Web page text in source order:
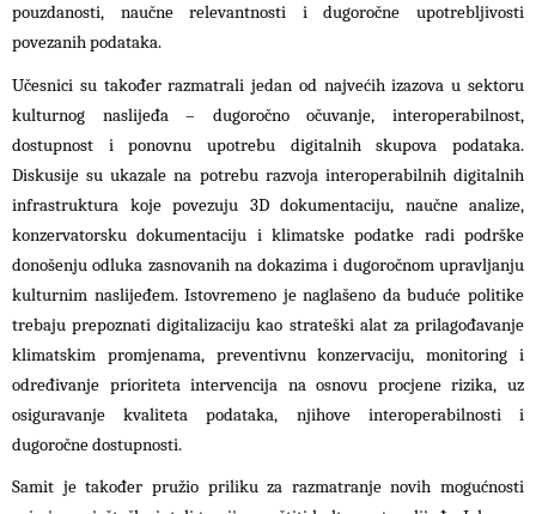
pouzdanosti, naučne relevantnosti i dugoročne upotrebljivosti
povezanih podataka.
Učesnici su također razmatrali jedan od najvećih izazova u sektoru
kulturnog naslijeđa – dugoročno očuvanje, interoperabilnost,
dostupnost i ponovnu upotrebu digitalnih skupova podataka.
Diskusije su ukazale na potrebu razvoja interoperabilnih digitalnih
infrastruktura koje povezuju 3D dokumentaciju, naučne analize,
konzervatorsku dokumentaciju i klimatske podatke radi podrške
donošenju odluka zasnovanih na dokazima i dugoročnom upravljanju
kulturnim naslijeđem. Istovremeno je naglašeno da buduće politike
trebaju prepoznati digitalizaciju kao strateški alat za prilagođavanje
klimatskim promjenama, preventivnu konzervaciju, monitoring i
određivanje prioriteta intervencija na osnovu procjene rizika, uz
osiguravanje kvaliteta podataka, njihove interoperabilnosti i
dugoročne dostupnosti.
Samit je također pružio priliku za razmatranje novih mogućnosti